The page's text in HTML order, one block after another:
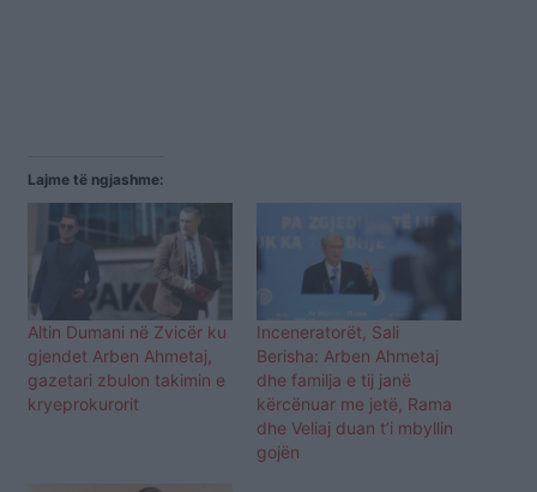
Lajme të ngjashme:
Altin Dumani në Zvicër ku
gjendet Arben Ahmetaj,
gazetari zbulon takimin e
kryeprokurorit
Inceneratorët, Sali
Berisha: Arben Ahmetaj
dhe familja e tij janë
kërcënuar me jetë, Rama
dhe Veliaj duan t’i mbyllin
gojën